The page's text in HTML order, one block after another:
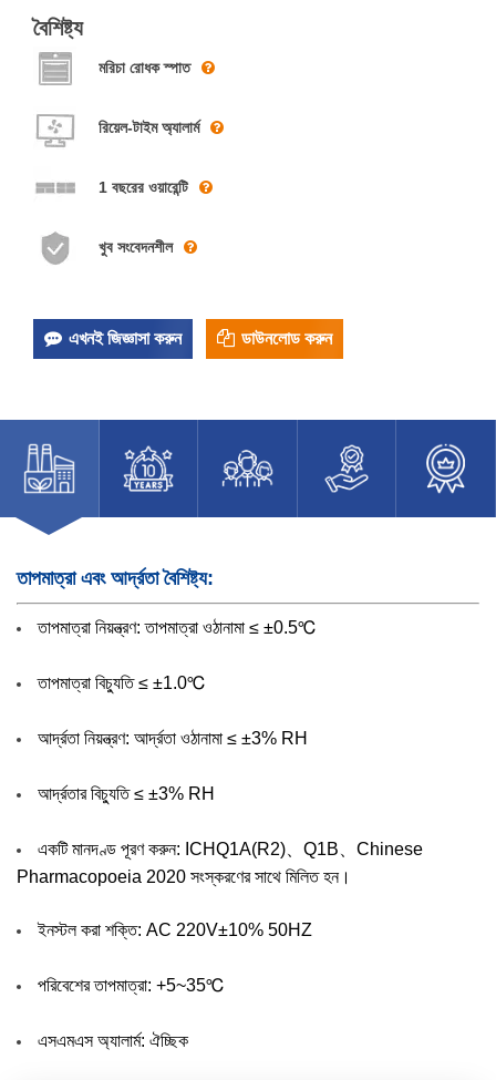
বৈশিষ্ট্য
মরিচা রোধক স্পাত
রিয়েল-টাইম অ্যালার্ম
1 বছরের ওয়ারেন্টি
খুব সংবেদনশীল
এখনই জিজ্ঞাসা করুন ডাউনলোড করুন
তাপমাত্রা এবং আর্দ্রতা বৈশিষ্ট্য:
তাপমাত্রা নিয়ন্ত্রণ: তাপমাত্রা ওঠানামা ≤ ±0.5℃
তাপমাত্রা বিচ্যুতি ≤ ±1.0℃
আর্দ্রতা নিয়ন্ত্রণ: আর্দ্রতা ওঠানামা ≤ ±3% RH
আর্দ্রতার বিচ্যুতি ≤ ±3% RH
একটি মানদণ্ড পূরণ করুন: ICHQ1A(R2)、Q1B、Chinese
Pharmacopoeia 2020 সংস্করণের সাথে মিলিত হন।
ইনস্টল করা শক্তি: AC 220V±10% 50HZ
পরিবেশের তাপমাত্রা: +5~35℃
এসএমএস অ্যালার্ম: ঐচ্ছিক